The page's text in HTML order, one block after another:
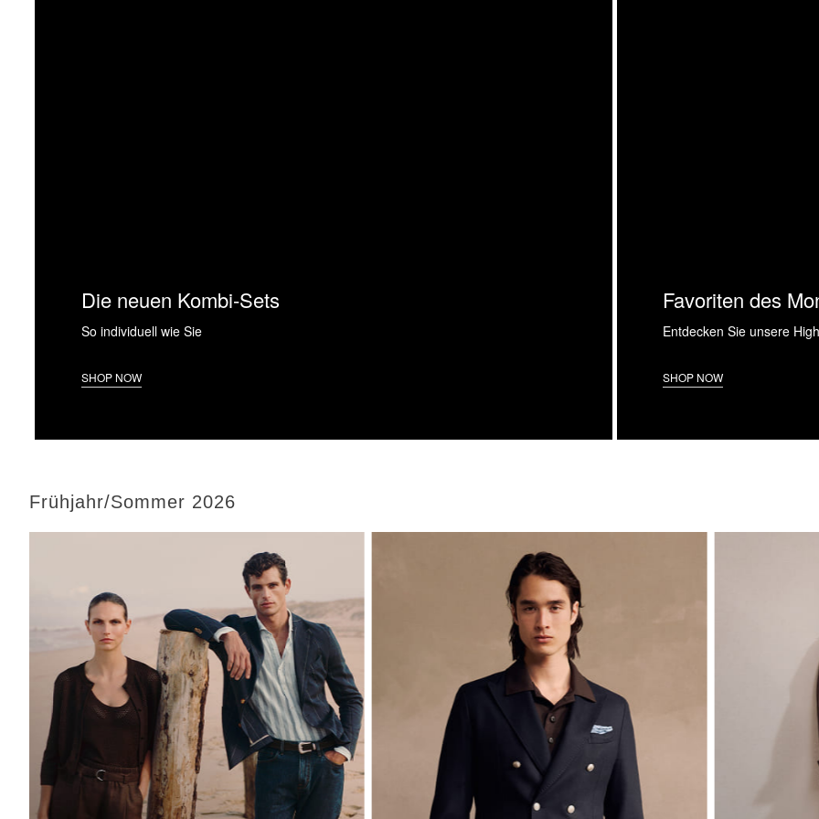
Die neuen Kombi-Sets
So individuell wie Sie
SHOP NOW
Favoriten des
Entdecken Sie unsere
SHOP NOW
Frühjahr/Sommer 2026